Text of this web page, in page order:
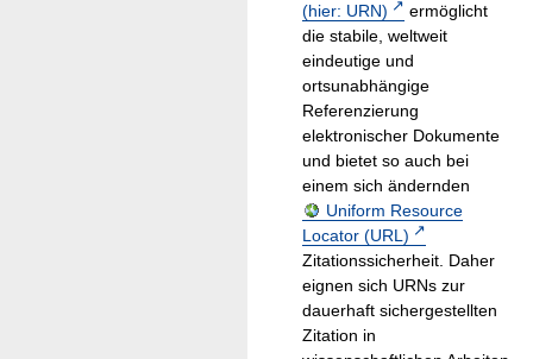
(hier: URN)
ermöglicht
die stabile, weltweit
eindeutige und
ortsunabhängige
Referenzierung
elektronischer Dokumente
und bietet so auch bei
einem sich ändernden
Uniform Resource
Locator (URL)
Zitationssicherheit. Daher
eignen sich URNs zur
dauerhaft sichergestellten
Zitation in